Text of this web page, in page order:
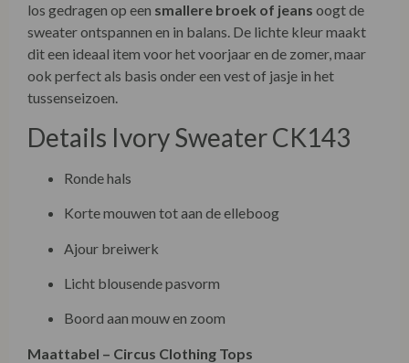
los gedragen op een smallere broek of jeans oogt de
sweater ontspannen en in balans. De lichte kleur maakt
dit een ideaal item voor het voorjaar en de zomer, maar
ook perfect als basis onder een vest of jasje in het
tussenseizoen.
Details Ivory Sweater CK143
Ronde hals
Korte mouwen tot aan de elleboog
Ajour breiwerk
Licht blousende pasvorm
Boord aan mouw en zoom
Maattabel – Circus Clothing Tops